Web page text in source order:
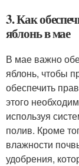
3. Как
яблонь в мае
В мае важно
яблонь, чтобы
обеспечить
этого
используя
полив. Кроме
влажности
удобрения,